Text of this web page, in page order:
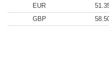
EUR
GBP